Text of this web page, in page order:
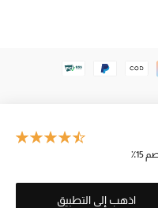
اذهب إلى التطبيق